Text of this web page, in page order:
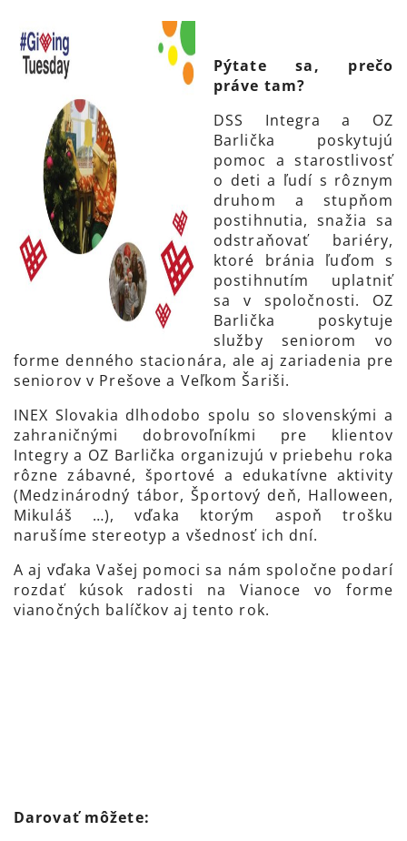
Pýtate sa, prečo
práve tam?
DSS Integra a OZ
Barlička poskytujú
pomoc a starostlivosť
o deti a ľudí s rôznym
druhom a stupňom
postihnutia, snažia sa
odstraňovať bariéry,
ktoré bránia ľuďom s
postihnutím uplatniť
sa v spoločnosti. OZ
Barlička poskytuje
služby seniorom vo
forme denného stacionára, ale aj zariadenia pre
seniorov v Prešove a Veľkom Šariši.
INEX Slovakia dlhodobo spolu so slovenskými a
zahraničnými dobrovoľníkmi pre klientov
Integry a OZ Barlička organizujú v priebehu roka
rôzne zábavné, športové a edukatívne aktivity
(Medzinárodný tábor, Športový deň, Halloween,
Mikuláš …), vďaka ktorým aspoň trošku
narušíme stereotyp a všednosť ich dní.
A aj vďaka Vašej pomoci sa nám spoločne podarí
rozdať kúsok radosti na Vianoce vo forme
vianočných balíčkov aj tento rok.
Darovať môžete: